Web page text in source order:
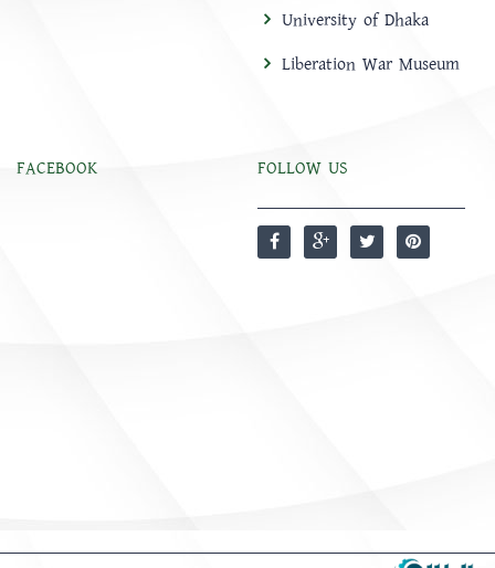
University of Dhaka
Liberation War Museum
FACEBOOK FOLLOW US